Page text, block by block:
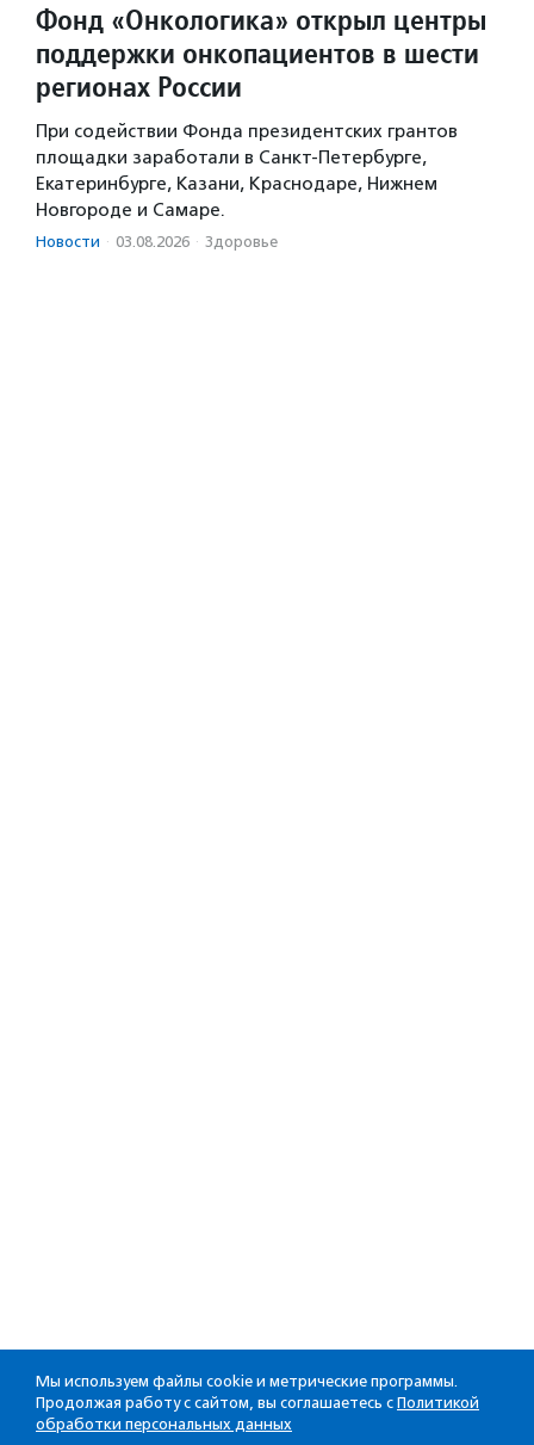
Фонд «Онкологика» открыл центры
поддержки онкопациентов в шести
регионах России
При содействии Фонда президентских грантов
площадки заработали в Санкт-Петербурге,
Екатеринбурге, Казани, Краснодаре, Нижнем
Новгороде и Самаре.
Новости · 03.08.2026 · Здоровье
Мы используем файлы cookie и метрические программы.
Продолжая работу с сайтом, вы соглашаетесь с Политикой
обработки персональных данных